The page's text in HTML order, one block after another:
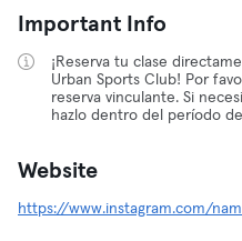
Important Info
¡Reserva tu clase
Urban Sports Club! Por
reserva vinculante. Si
hazlo dentro del período
Website
https://www.instagram.com/